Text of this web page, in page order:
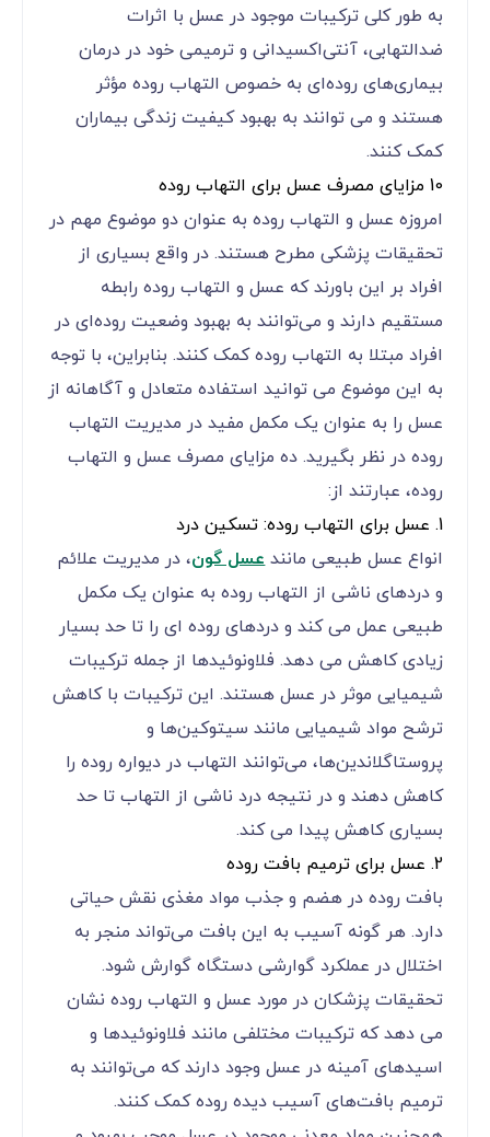
به طور کلی ترکیبات موجود در عسل با اثرات
ضدالتهابی، آنتی‌اکسیدانی و ترمیمی خود در درمان
بیماری‌های روده‌ای به خصوص التهاب روده مؤثر
هستند و می توانند به بهبود کیفیت زندگی بیماران
کمک کنند.
10 مزایای مصرف عسل برای التهاب روده
امروزه عسل و التهاب روده به عنوان دو موضوع مهم در
تحقیقات پزشکی مطرح هستند. در واقع بسیاری از
افراد بر این باورند که عسل و التهاب روده رابطه
مستقیم دارند و می‌توانند به بهبود وضعیت روده‌ای در
افراد مبتلا به التهاب روده کمک کنند. بنابراین، با توجه
به این موضوع می توانید استفاده متعادل و آگاهانه از
عسل را به عنوان یک مکمل مفید در مدیریت التهاب
روده در نظر بگیرید. ده مزایای مصرف عسل و التهاب
روده، عبارتند از:
1. عسل برای التهاب روده: تسکین درد
انواع عسل طبیعی مانندعسل گون، در مدیریت علائم
و دردهای ناشی از التهاب روده به عنوان یک مکمل
طبیعی عمل می کند و دردهای روده ای را تا حد بسیار
زیادی کاهش می دهد. فلاونوئیدها از جمله ترکیبات
شیمیایی موثر در عسل هستند. این ترکیبات با کاهش
ترشح مواد شیمیایی مانند سیتوکین‌ها و
پروستاگلاندین‌ها، می‌توانند التهاب در دیواره روده را
کاهش دهند و در نتیجه درد ناشی از التهاب تا حد
بسیاری کاهش پیدا می کند.
2. عسل برای ترمیم بافت روده
بافت روده در هضم و جذب مواد مغذی نقش حیاتی
دارد. هر گونه آسیب به این بافت می‌تواند منجر به
اختلال در عملکرد گوارشی دستگاه گوارش شود.
تحقیقات پزشکان در مورد عسل و التهاب روده نشان
می دهد که ترکیبات مختلفی مانند فلاونوئیدها و
اسیدهای آمینه در عسل وجود دارند که می‌توانند به
ترمیم بافت‌های آسیب دیده روده کمک کنند.